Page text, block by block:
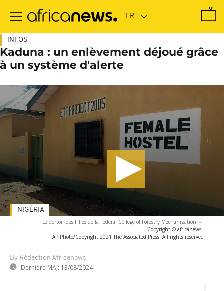
contenu
INFOS
Kaduna : un enlèvement déjoué grâce
à un système d'alerte
Le dortoir des Filles de la Federal College of Forestry Mechanization -
Copyright © africanews
AP Photo/Copyright 2021 The Associated Press. All rights reserved
By Rédaction Africanews
Dernière MAJ: 13/08/2024
NIGÉRIA